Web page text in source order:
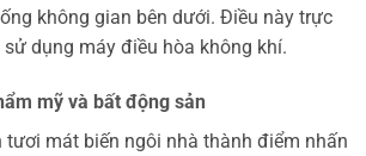
không gian bên dưới. Điều này trực
dụng máy điều hòa không khí.
mỹ và bất động sản
tươi mát biến ngôi nhà thành điểm nhấn